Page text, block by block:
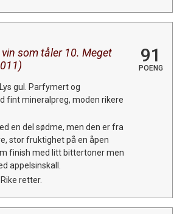
som tåler 10. Meget
91
POENG
Lys gul. Parfymert og
fint mineralpreg, moden rikere
en del sødme, men den er fra
stor fruktighet på en åpen
finish med litt bittertoner men
appelsinskall.
Rike retter.